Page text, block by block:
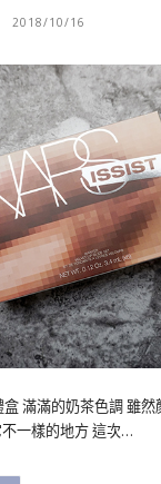
2018/10/16
滿滿的奶茶色調 雖
一樣的地方 這次…